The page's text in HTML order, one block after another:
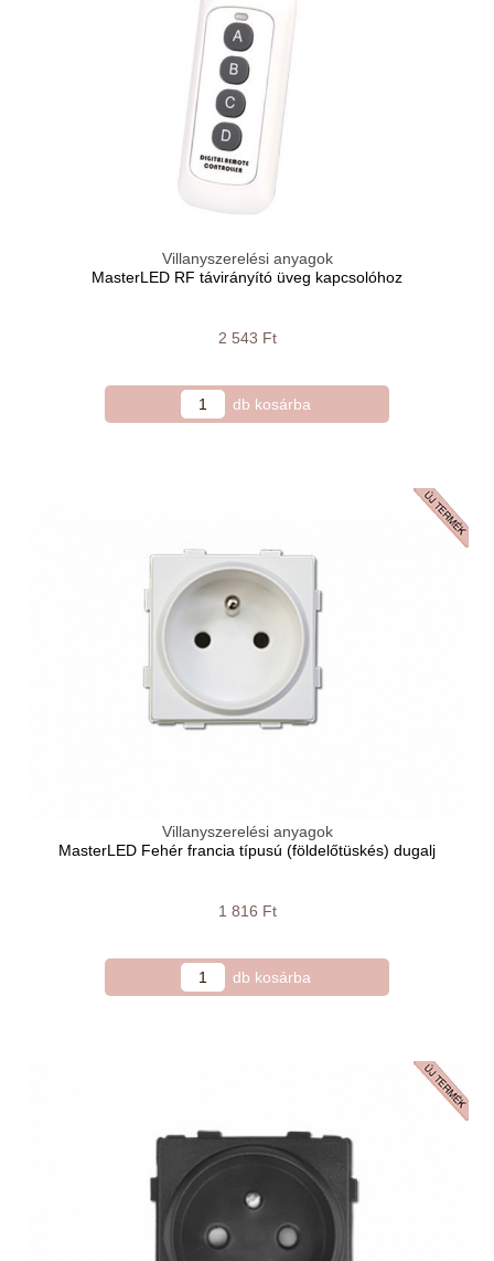
Villanyszerelési anyagok
MasterLED RF távirányító üveg kapcsolóhoz
2 543 Ft
Villanyszerelési anyagok
MasterLED Fehér francia típusú (földelőtüskés) dugalj
1 816 Ft